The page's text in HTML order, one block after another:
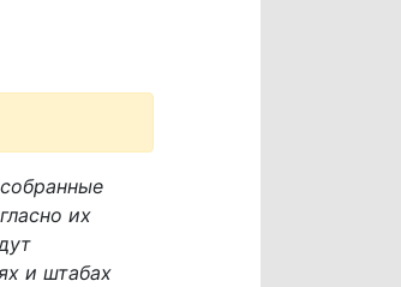
их
и штабах